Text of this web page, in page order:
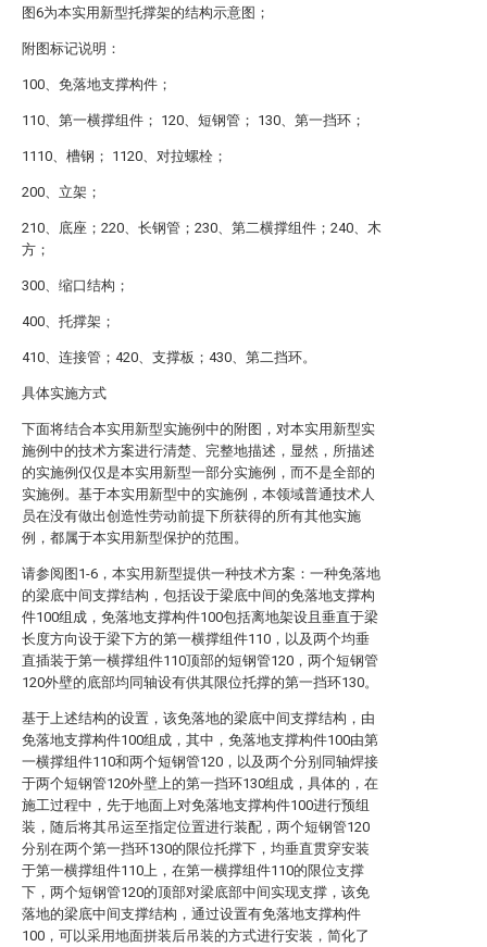
图6为本实用新型托撑架的结构示意图；
附图标记说明：
100、免落地支撑构件；
110、第一横撑组件； 120、短钢管； 130、第一挡环；
1110、槽钢； 1120、对拉螺栓；
200、立架；
210、底座；220、长钢管；230、第二横撑组件；240、木
方；
300、缩口结构；
400、托撑架；
410、连接管；420、支撑板；430、第二挡环。
具体实施方式
下面将结合本实用新型实施例中的附图，对本实用新型实
施例中的技术方案进行清楚、完整地描述，显然，所描述
的实施例仅仅是本实用新型一部分实施例，而不是全部的
实施例。基于本实用新型中的实施例，本领域普通技术人
员在没有做出创造性劳动前提下所获得的所有其他实施
例，都属于本实用新型保护的范围。
请参阅图1-6，本实用新型提供一种技术方案：一种免落地
的梁底中间支撑结构，包括设于梁底中间的免落地支撑构
件100组成，免落地支撑构件100包括离地架设且垂直于梁
长度方向设于梁下方的第一横撑组件110，以及两个均垂
直插装于第一横撑组件110顶部的短钢管120，两个短钢管
120外壁的底部均同轴设有供其限位托撑的第一挡环130。
基于上述结构的设置，该免落地的梁底中间支撑结构，由
免落地支撑构件100组成，其中，免落地支撑构件100由第
一横撑组件110和两个短钢管120，以及两个分别同轴焊接
于两个短钢管120外壁上的第一挡环130组成，具体的，在
施工过程中，先于地面上对免落地支撑构件100进行预组
装，随后将其吊运至指定位置进行装配，两个短钢管120
分别在两个第一挡环130的限位托撑下，均垂直贯穿安装
于第一横撑组件110上，在第一横撑组件110的限位支撑
下，两个短钢管120的顶部对梁底部中间实现支撑，该免
落地的梁底中间支撑结构，通过设置有免落地支撑构件
100，可以采用地面拼装后吊装的方式进行安装，简化了